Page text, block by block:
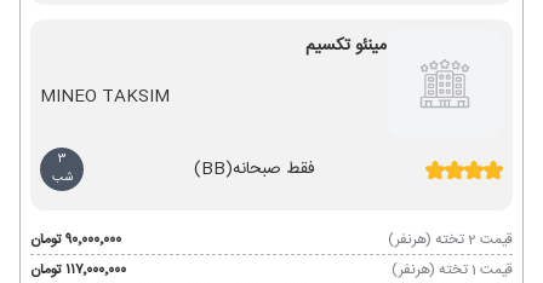
مینئو تکسیم
MINEO TAKSIM
فقط صبحانه(BB)
3
شب
قیمت 2 تخته (هرنفر)
۹۰٬۰۰۰٬۰۰۰ تومان
قیمت 1 تخته (هرنفر)
۱۱۷٬۰۰۰٬۰۰۰ تومان